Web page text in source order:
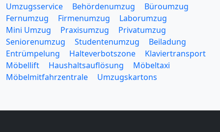
Umzugsservice Behördenumzug
Büroumzug
Fernumzug
Firmenumzug
Laborumzug
Mini Umzug
Praxisumzug
Privatumzug
Seniorenumzug
Studentenumzug
Beiladung
Entrümpelung
Halteverbotszone
Klaviertransport
Möbellift
Haushaltsauflösung
Möbeltaxi
Möbelmitfahrzentrale
Umzugskartons